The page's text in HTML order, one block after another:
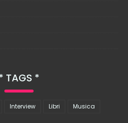
TAGS
Interview Libri
Musica